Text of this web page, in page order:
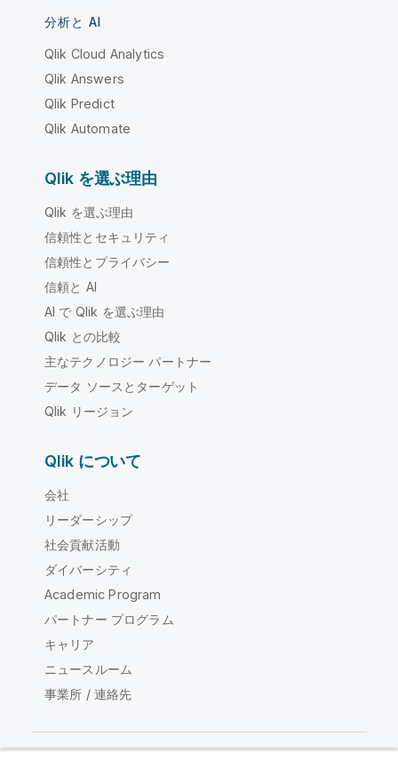
分析と AI
Qlik Cloud Analytics
Qlik Answers
Qlik Predict
Qlik Automate
Qlik を選ぶ理由
Qlik を選ぶ理由
信頼性とセキュリティ
信頼性とプライバシー
信頼と AI
AI で Qlik を選ぶ理由
Qlik との比較
主なテクノロジー パートナー
データ ソースとターゲット
Qlik リージョン
Qlik について
会社
リーダーシップ
社会貢献活動
ダイバーシティ
Academic Program
パートナー プログラム
キャリア
ニュースルーム
事業所 / 連絡先